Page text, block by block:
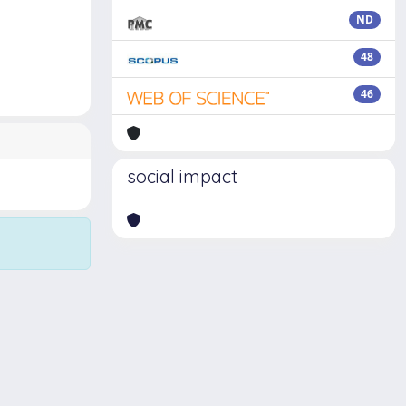
ND
48
46
social impact